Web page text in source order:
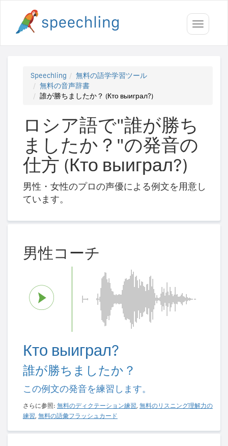
Toggle
Speechling
無料の語学学習ツール
無料の音声辞書
誰が勝ちましたか？ (Кто выиграл?)
ロシア語で"誰が勝ち
ましたか？"の発音の
仕方 (Кто выиграл?)
男性・女性のプロの声優による例文を用意し
ています。
男性コーチ
Кто выиграл?
誰が勝ちましたか？
この例文の発音を練習します。
さらに参照: 無料のディクテーション練習, 無料のリスニング理解力の
練習, 無料の語彙フラッシュカード